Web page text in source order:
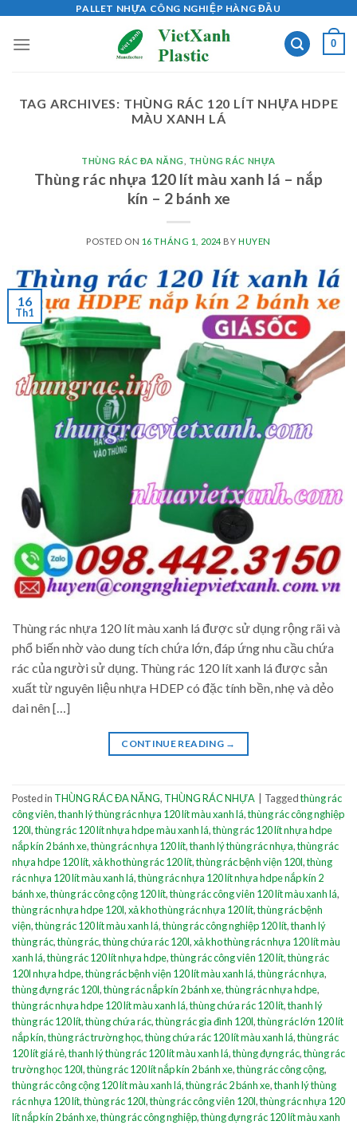
content
PALLET NHỰA CÔNG NGHIỆP HÀNG ĐẦU
0
TAG ARCHIVES: THÙNG RÁC 120 LÍT NHỰA HDPE
MÀU XANH LÁ
THÙNG RÁC ĐA NĂNG THÙNG RÁC NHỰA
Thùng rác nhựa 120 lít màu xanh lá – nắp
kín – 2 bánh xe
POSTED ON 16 THÁNG 1, 2024BY HUYEN
16
Th1
Thùng rác nhựa 120 lít màu xanh lá được sử dụng rộng rãi và
phổ biến nhờ vào dung tích chứa lớn, đáp ứng nhu cầu chứa
rác của người sử dụng. Thùng rác 120 lít xanh lá được sản
xuất từ nguyên liệu nhựa HDEP có đặc tính bền, nhẹ và dẻo
dai nên […]
CONTINUE READING →
Posted in THÙNG RÁC ĐA NĂNG, THÙNG RÁC NHỰA Taggedthùng rác
công viên,thanh lý thùng rác nhựa 120 lít màu xanh lá,thùng rác công nghiệp
120l,thùng rác 120 lít nhựa hdpe màu xanh lá,thùng rác 120 lít nhựa hdpe
nắp kín 2 bánh xe,thùng rác nhựa 120 lít,thanh lý thùng rác nhựa,thùng rác
nhựa hdpe 120 lít,xả kho thùng rác 120 lít,thùng rác bệnh viện 120l,thùng
rác nhựa 120 lít màu xanh lá,thùng rác nhựa 120 lít nhựa hdpe nắp kín 2
bánh xe,thùng rác công cộng 120 lít,thùng rác công viên 120 lít màu xanh lá,
thùng rác nhựa hdpe 120l,xả kho thùng rác nhựa 120 lít,thùng rác bệnh
viện,thùng rác 120 lít màu xanh lá,thùng rác công nghiệp 120 lít,thanh lý
thùng rác,thùng rác,thùng chứa rác 120l,xả kho thùng rác nhựa 120 lít màu
xanh lá,thùng rác 120 lít nhựa hdpe,thùng rác công viên 120 lít,thùng rác
120l nhựa hdpe,thùng rác bệnh viện 120 lít màu xanh lá,thùng rác nhựa,
thùng đựng rác 120l,thùng rác nắp kín 2 bánh xe,thùng rác nhựa hdpe,
thùng rác nhựa hdpe 120 lít màu xanh lá,thùng chứa rác 120 lít,thanh lý
thùng rác 120 lít,thùng chứa rác,thùng rác gia đình 120l,thùng rác lớn 120 lít
nắp kín,thùng rác trường học,thùng chứa rác 120 lít màu xanh lá,thùng rác
120 lít giá rẻ,thanh lý thùng rác 120 lít màu xanh lá,thùng đựng rác,thùng rác
trường học 120l,thùng rác 120 lít nắp kín 2 bánh xe,thùng rác công cộng,
thùng rác công cộng 120 lít màu xanh lá,thùng rác 2 bánh xe,thanh lý thùng
rác nhựa 120 lít,thùng rác 120l,thùng rác công viên 120l,thùng rác nhựa 120
lít nắp kín 2 bánh xe,thùng rác công nghiệp,thùng đựng rác 120 lít màu xanh